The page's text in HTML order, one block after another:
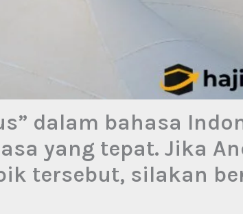
dalam bahasa
yang tepat. Jika
tersebut, silakan